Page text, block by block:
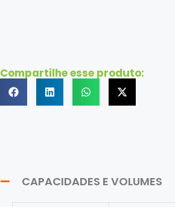
Compartilhe esse produto:
CAPACIDADES E VOLUMES